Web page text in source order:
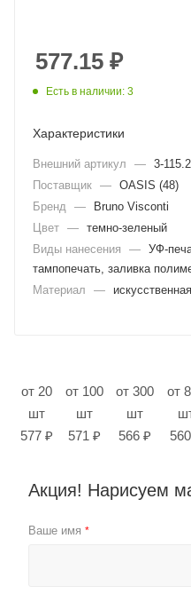
577.15 ₽
Есть в наличии: 3
Характеристики
Внешний артикул — 3-
Поставщик — OASIS (48)
Бренд
—
Bruno Visconti
Цвет — темно-зеленый
Виды нанесения
— УФ-
тампопечать, заливка
Материал
—
от 20
шт
577 ₽
от 100
шт
571 ₽
от 300
шт
566 ₽
от
Акция! Нарисуем
Ваше имя *